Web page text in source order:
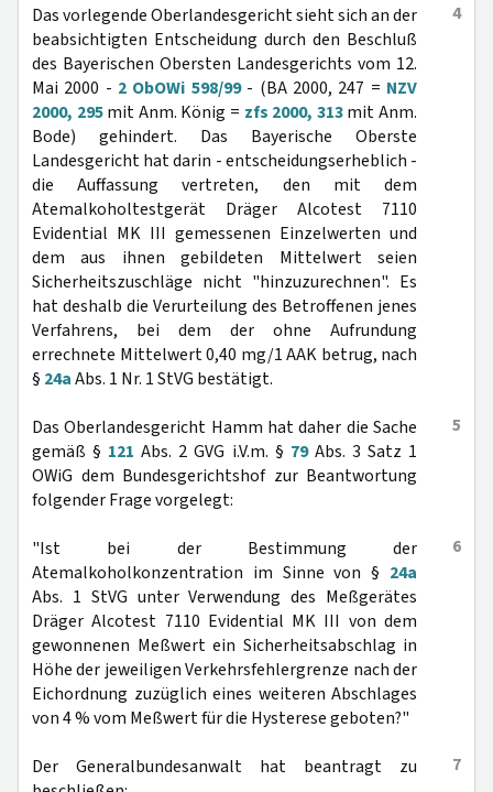
4
Das vorlegende Oberlandesgericht sieht sich an der
beabsichtigten Entscheidung durch den Beschluß
des Bayerischen Obersten Landesgerichts vom 12.
Mai 2000 - 2 ObOWi 598/99- (BA 2000, 247 = NZV
2000, 295mit Anm. König = zfs 2000, 313mit Anm.
Bode) gehindert. Das Bayerische Oberste
Landesgericht hat darin - entscheidungserheblich -
die Auffassung vertreten, den mit dem
Atemalkoholtestgerät Dräger Alcotest 7110
Evidential MK III gemessenen Einzelwerten und
dem aus ihnen gebildeten Mittelwert seien
Sicherheitszuschläge nicht "hinzuzurechnen". Es
hat deshalb die Verurteilung des Betroffenen jenes
Verfahrens, bei dem der ohne Aufrundung
errechnete Mittelwert 0,40 mg/1 AAK betrug, nach
§ 24aAbs. 1 Nr. 1 StVG bestätigt.
5
Das Oberlandesgericht Hamm hat daher die Sache
gemäß § 121 Abs. 2 GVG i.V.m. § 79Abs. 3 Satz 1
OWiG dem Bundesgerichtshof zur Beantwortung
folgender Frage vorgelegt:
6
"Ist bei der Bestimmung der
Atemalkoholkonzentration im Sinne von § 24a
Abs. 1 StVG unter Verwendung des Meßgerätes
Dräger Alcotest 7110 Evidential MK III von dem
gewonnenen Meßwert ein Sicherheitsabschlag in
Höhe der jeweiligen Verkehrsfehlergrenze nach der
Eichordnung zuzüglich eines weiteren Abschlages
von 4 % vom Meßwert für die Hysterese geboten?"
7
Der Generalbundesanwalt hat beantragt zu